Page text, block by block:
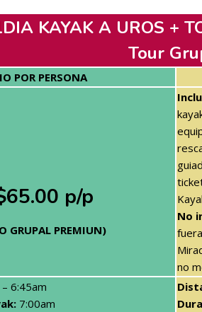
KAYAK A UROS +
Tour
POR PERSONA
p/p
GRUPAL PREMIUN)
No
no
6:45am
7:00am